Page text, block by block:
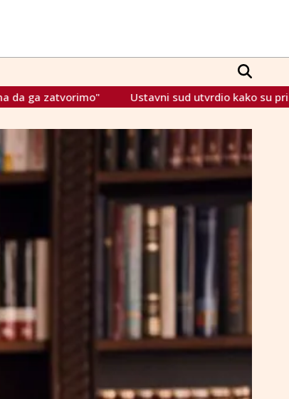
Ustavni sud utvrdio kako su prigovori bošnjačkih